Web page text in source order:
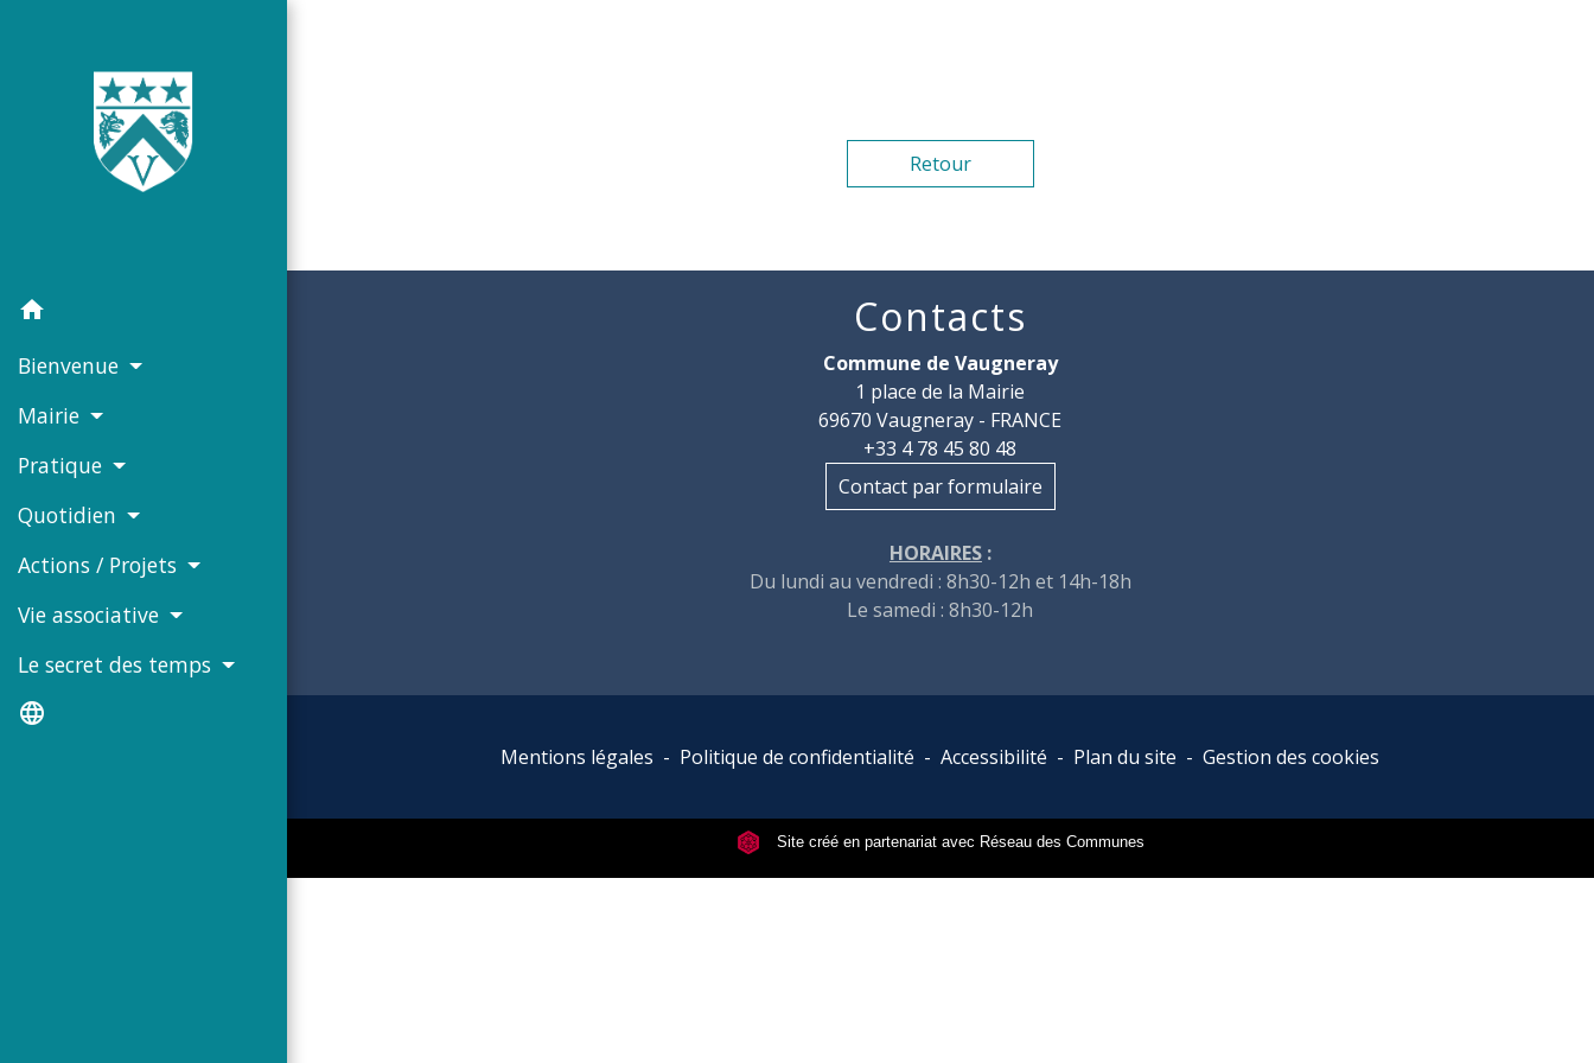
home
Bienvenue
Mairie
Pratique
Quotidien
Actions / Projets
Vie associative
Le secret des temps
language
Retour
Contacts
Commune de Vaugneray
1 place de la Mairie
69670 Vaugneray - FRANCE
+33 4 78 45 80 48
Contact par formulaire
HORAIRES:
Du lundi au vendredi : 8h30-12h et 14h-18h
Le samedi : 8h30-12h
Mentions légales - Politique de confidentialité - Accessibilité - Plan du site - Gestion des cookies
Site créé en partenariat avec Réseau des Communes